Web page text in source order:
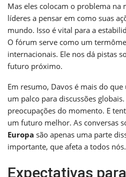
Mas eles colocam o problema na
líderes a pensar em como suas
mundo. Isso é vital para a
O fórum serve como um
internacionais. Ele nos dá pistas
futuro próximo.
Em resumo, Davos é mais do
um palco para discussões
preocupações do momento. E
um futuro melhor. As conversas
Europa são apenas uma parte
importante, que afeta a todos nós.
Expectativas